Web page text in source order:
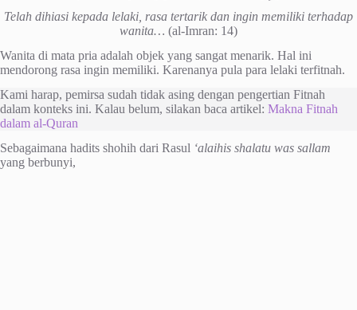
Telah dihiasi kepada lelaki, rasa tertarik dan ingin memiliki terhadap
wanita… (al-Imran: 14)
Wanita di mata pria adalah objek yang sangat menarik. Hal ini
mendorong rasa ingin memiliki. Karenanya pula para lelaki terfitnah.
Kami harap, pemirsa sudah tidak asing dengan pengertian Fitnah
dalam konteks ini. Kalau belum, silakan baca artikel: Makna Fitnah
dalam al-Quran
Sebagaimana hadits shohih dari Rasul ‘alaihis shalatu was sallam
yang berbunyi,